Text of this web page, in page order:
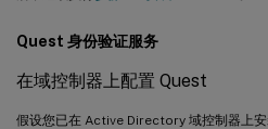
Quest 身份验证服务
在域控制器上配置 Quest
假设您已在 Active Directory 域控制器上